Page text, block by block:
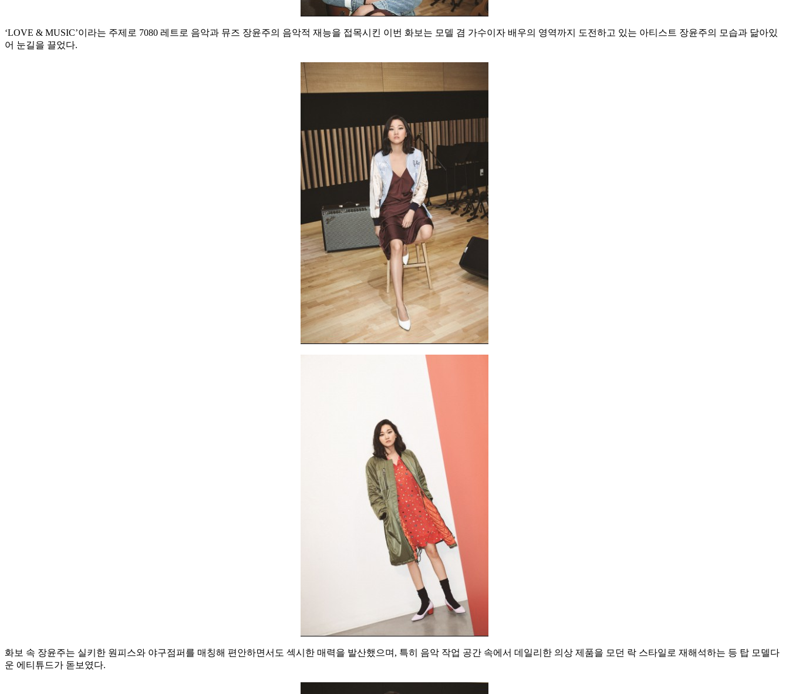
‘LOVE & MUSIC’이라는 주제로 7080 레트로 음악과 뮤즈 장윤주의 음악적 재능을 접목시킨 이번 화보는 모델 겸 가수이자 배우의 영역까지 도전하고 있는 아티스트 장윤주의 모습과 닮아있
어 눈길을 끌었다.
화보 속 장윤주는 실키한 원피스와 야구점퍼를 매칭해 편안하면서도 섹시한 매력을 발산했으며, 특히 음악 작업 공간 속에서 데일리한 의상 제품을 모던 락 스타일로 재해석하는 등 탑 모델다
운 에티튜드가 돋보였다.